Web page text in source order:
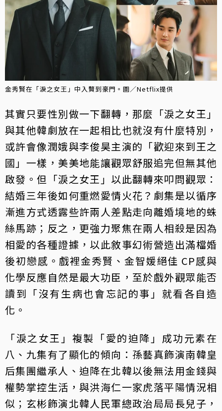
金秀賢在「淚之女王」中入贅到豪門。圖／Netflix提供
其實只要性別做一下翻轉，那麼「淚之女王」
與其他韓劇放在一起相比也就沒有什麼特別，
或許會像潤娥與李俊昊主演的「歡迎來到王之
國」一樣，美美地能讓觀眾舒服追完但無其他
啟發。但「淚之女王」以此翻轉來叩問觀眾：
結婚三年後如何重燃愛情火花？劇集是以循序
漸進方式透露些許兩人差點走向離婚境地的蛛
絲馬跡；反之，更強力聚焦在兩人相殺是因為
相愛的各種證據，以此敘事幻術營造出滿檔婚
後初戀感。戲裡金秀賢、金智媛絕佳 CP感與
化學反應自然是最大功臣，至於戲外觀眾能否
讀到「沒有生病也會忘記的事」就看各自造
化。
「淚之女王」複製「愛的迫降」成功元素在
八、九集有了顯化的傾向：孫藝真飾演南韓皇
后集團繼承人、迫降在北韓以後無法用金錢與
權勢掌控生活，與洪海仁一家虎落平陽情況相
似；玄彬飾演北韓人民軍總政治局局長兒子，